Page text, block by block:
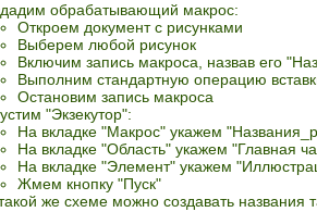
обрабатывающий макрос:
Откроем документ с рисунками
Выберем любой рисунок
Включим запись макроса, назвав его
Выполним стандартную операцию
Остановим запись макроса
"Экзекутор":
На вкладке "Макрос" укажем
На вкладке "Область" укажем "Главная
На вкладке "Элемент" укажем
Жмем кнопку "Пуск"
же схеме можно создавать названия